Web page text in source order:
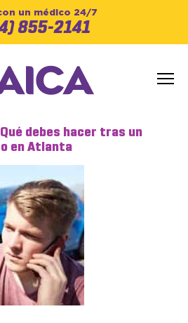
un médico 24/7
855-2141
Qué debes hacer tras un
en Atlanta